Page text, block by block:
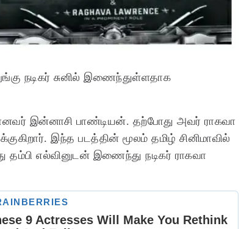
நடிகர் சுனில் இணைந்துள்ளதாக
இன்னாசி பாண்டியன். தற்போது அவர் ராகவா
இந்த படத்தின் மூலம் தமிழ் சினிமாவில்
எல்வினுடன் இணைந்து நடிகர் ராகவா